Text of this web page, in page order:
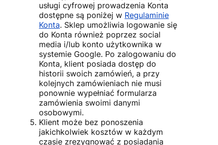
usługi cyfrowej prowadzenia Konta
dostępne są poniżej w Regulaminie
Konta. Sklep umożliwia logowanie się
do Konta również poprzez social
media i/lub konto użytkownika w
systemie Google. Po zalogowaniu do
Konta, klient posiada dostęp do
historii swoich zamówień, a przy
kolejnych zamówieniach nie musi
ponownie wypełniać formularza
zamówienia swoimi danymi
osobowymi.
Klient może bez ponoszenia
jakichkolwiek kosztów w każdym
czasie zrezygnować z posiadania